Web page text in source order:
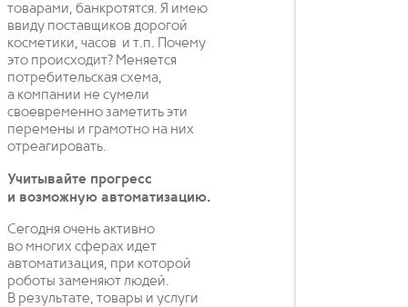
товарами, банкротятся. Я имею
ввиду поставщиков дорогой
косметики, часов и т.п. Почему
это происходит? Меняется
потребительская схема,
а компании не сумели
своевременно заметить эти
перемены и грамотно на них
отреагировать.
Учитывайте прогресс
и возможную автоматизацию.
Сегодня очень активно
во многих сферах идет
автоматизация, при которой
роботы заменяют людей.
В результате, товары и услуги